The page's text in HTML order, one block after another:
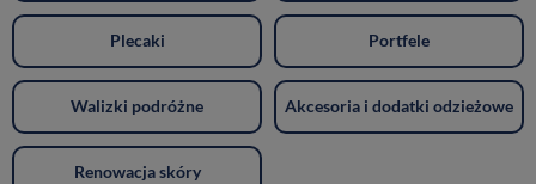
Plecaki Portfele
Walizki podróżne Akcesoria i dodatki odzieżowe
Renowacja skóry